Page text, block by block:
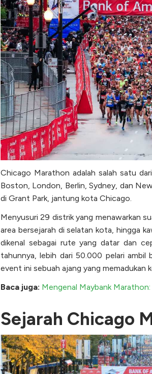
Chicago Marathon adalah salah satu
Boston, London, Berlin, Sydney, dan
di Grant Park, jantung kota Chicago.
Menyusuri 29 distrik yang menawarkan
area bersejarah di selatan kota, hingga
dikenal sebagai rute yang datar dan
tahunnya, lebih dari 50.000 pelari ambil
event ini sebuah ajang yang memadukan
Baca juga: Mengenal Maybank
Sejarah Chicago